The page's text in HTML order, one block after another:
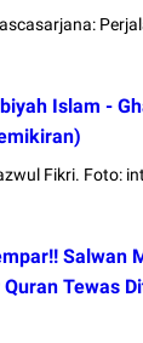
Islam -
Fikri. Foto:
Salwan
Tewas